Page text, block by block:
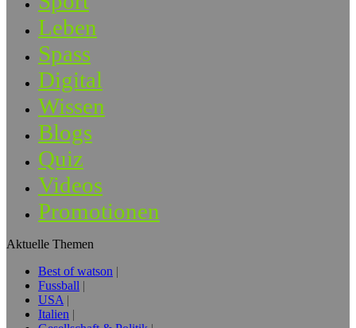
Leben
Spass
Digital
Wissen
Blogs
Quiz
Videos
Promotionen
Aktuelle Themen
Best of watson
Fussball
USA
Italien